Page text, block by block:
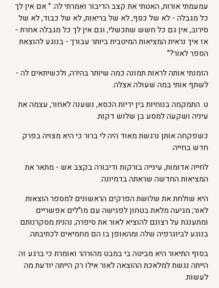
עמעמתי אורות, האטתי את קצב הדיבור ואמרתי לה: " אם אין לך
כל מגבלה - לא של כסף, לא של בריאות, לא של כבוד, לא של
סירוב, אין גם כל חשש שתכשלי, וגם אין לך כל מגבלה אחרת -
אז איך נראית המציאות המיטבית ביותר עבורך - בנוגע להוצאת
הספר לאור?"
הזמנתי אותה לראות תמונה כמה שיותר בהירה, ולכשיתאים לה -
לשתף אותי במה שעולה אצלה.
ט. התמקמה בנוחיות בין ידיות הכסא, נשענה לאחור, עצמה את
עיניה ושקעה למסע בן שלוש דקות.
כשפקחה אותן נרגשת מאוד היה לי ברור כי היא מצויה בפרק
חדש בחייה.
לחייה אדומות, עינייה בורקות ודיבורה בקצב אש - מתאר את
המציאות החדשה שראתה בדמיונה:
היא שולחת את שלושת הפרקים הראשונים למספר הוצאות
לאור; מגיעה מלאת בטחון לפגישה עם מו"לים אפשריים
ומתענגת על רצונם להוציא לאור את סיפרה; נהנית מסקרנותם
בנוגע לביוגרפיה שלה ומהאופן בו הם מחמיאים לכתיבתה.
בסוף התיאור היא מביטה בי במבט מהורהר ואומרת כי ברגע זה
הייתה נגשת למלאכת ההוצאה לאור אילו רק הייתה יודעת מה
לעשות.